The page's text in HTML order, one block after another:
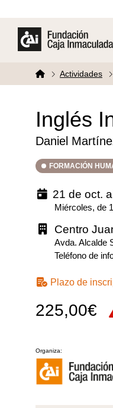
Actividades
Inglés
Daniel
FORMACIÓN
21 de oct.
Miércoles, de
Centro
Avda. Alcalde
Teléfono de
Plazo de
225,00€
Organiza: